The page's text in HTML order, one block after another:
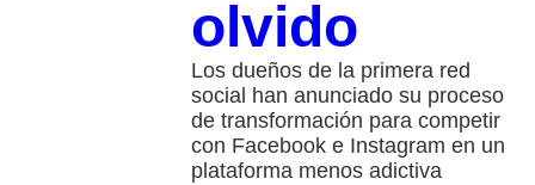
olvido
Los dueños de la primera red
social han anunciado su proceso
de transformación para competir
con Facebook e Instagram en un
plataforma menos adictiva